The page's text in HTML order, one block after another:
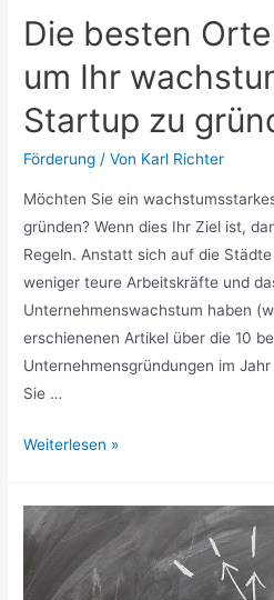
Die besten
um Ihr
Startup zu
Förderung / Von Karl Richter
Möchten Sie ein
gründen? Wenn dies Ihr Ziel ist,
Regeln. Anstatt sich auf die
weniger teure Arbeitskräfte und
Unternehmenswachstum haben
erschienenen Artikel über die 10
Unternehmensgründungen im
Sie …
Die
weltweit,
Ihr
Weiterlesen »